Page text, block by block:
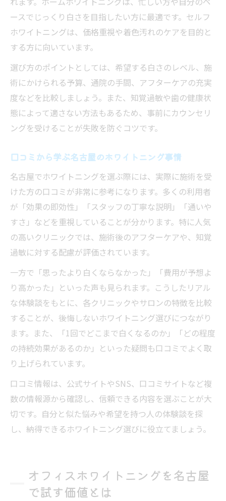
ースでじっくり白さを目指したい方に最適です。セルフ
ホワイトニングは、価格重視や着色汚れのケアを目的と
する方に向いています。
選び方のポイントとしては、希望する白さのレベル、施
術にかけられる予算、通院の手間、アフターケアの充実
度などを比較しましょう。また、知覚過敏や歯の健康状
態によって適さない方法もあるため、事前にカウンセリ
ングを受けることが失敗を防ぐコツです。
口コミから学ぶ名古屋のホワイトニング事情
名古屋でホワイトニングを選ぶ際には、実際に施術を受
けた方の口コミが非常に参考になります。多くの利用者
が「効果の即効性」「スタッフの丁寧な説明」「通いや
すさ」などを重視していることが分かります。特に人気
の高いクリニックでは、施術後のアフターケアや、知覚
過敏に対する配慮が評価されています。
一方で「思ったより白くならなかった」「費用が予想よ
り高かった」といった声も見られます。こうしたリアル
な体験談をもとに、各クリニックやサロンの特徴を比較
することが、後悔しないホワイトニング選びにつながり
ます。また、「1回でどこまで白くなるのか」「どの程度
の持続効果があるのか」といった疑問も口コミでよく取
り上げられています。
口コミ情報は、公式サイトやSNS、口コミサイトなど複
数の情報源から確認し、信頼できる内容を選ぶことが大
切です。自分と似た悩みや希望を持つ人の体験談を探
し、納得できるホワイトニング選びに役立てましょう。
オフィスホワイトニングを名古屋
で試す価値とは